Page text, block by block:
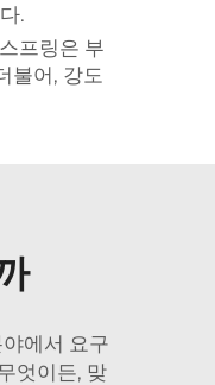
.
프링은 부
불어, 강도
에서 요구
엇이든, 맞